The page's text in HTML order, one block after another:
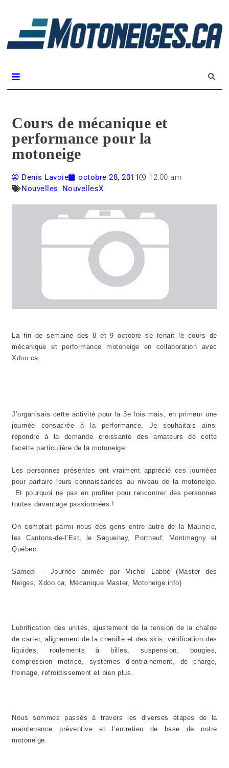
Cours de mécanique et
performance pour la
motoneige
Denis Lavoie octobre 28, 2011
12:00 am
Nouvelles, NouvellesX
La fin de semaine des 8 et 9 octobre se tenait le cours de
mécanique et performance motoneige en collaboration avec
Xdoo.ca.
J’organisais cette activité pour la 3e fois mais, en primeur une
journée consacrée à la performance. Je souhaitais ainsi
répondre à la demande croissante des amateurs de cette
facette particulière de la motoneige.
Les personnes présentes ont vraiment apprécié ces journées
pour parfaire leurs connaissances au niveau de la motoneige.
Et pourquoi ne pas en profiter pour rencontrer des personnes
toutes davantage passionnées !
On comptait parmi nous des gens entre autre de la Mauricie,
les Cantons-de-l’Est, le Saguenay, Portneuf, Montmagny et
Québec.
Samedi – Journée animée par Michel Labbé (Master des
Neiges, Xdoo.ca, Mécanique Master, Motoneige.info)
Lubrification des unités, ajustement de la tension de la chaîne
de carter, alignement de la chenille et des skis, vérification des
liquides, roulements à billes, suspension, bougies,
compression motrice, systèmes d’entrainement, de charge,
freinage, refroidissement et bien plus.
Nous sommes passés à travers les diverses étapes de la
maintenance préventive et l’entretien de base de notre
motoneige.